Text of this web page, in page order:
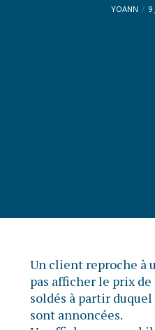
YOANN 9
Un client reproche à
pas afficher le prix
soldés à partir
sont annoncées.